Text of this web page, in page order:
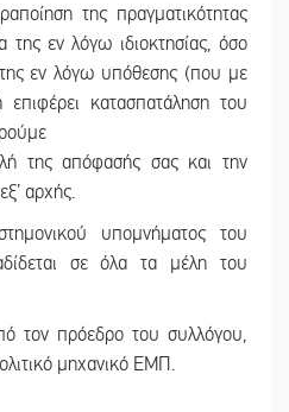
της πραγματικότητας
εν λόγω ιδιοκτησίας, όσο
εν λόγω υπόθεσης (που με
κατασπατάληση του
της απόφασής σας και την
αρχής.
υπομνήματος του
σε όλα τα μέλη του
τον πρόεδρο του συλλόγου,
μηχανικό ΕΜΠ.